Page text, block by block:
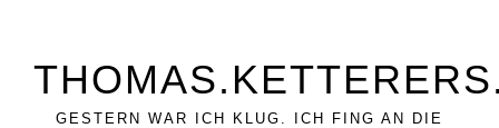
Inhalt
GESTERN WAR ICH KLUG. ICH FING AN DIE